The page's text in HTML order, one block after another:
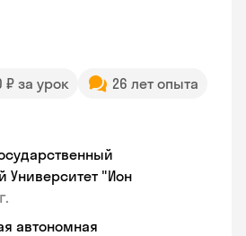
₽ за урок
26 лет опыта
Университет "Ион
автономная